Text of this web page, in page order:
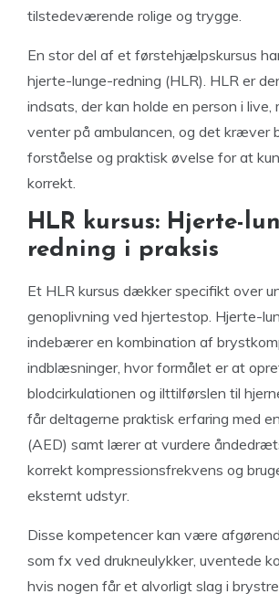
tilstedeværende rolige og trygge.
En stor del af et førstehjælpskursus
hjerte-lunge-redning (HLR). HLR er
indsats, der kan holde en person i live,
venter på ambulancen, og det kræver
forståelse og praktisk øvelse for at
korrekt.
HLR kursus: Hjerte-
redning i praksis
Et HLR kursus dækker specifikt over
genoplivning ved hjertestop. Hjerte-
indebærer en kombination af
indblæsninger, hvor formålet er at
blodcirkulationen og ilttilførslen til
får deltagerne praktisk erfaring med
(AED) samt lærer at vurdere
korrekt kompressionsfrekvens og
eksternt udstyr.
Disse kompetencer kan være
som fx ved drukneulykker, uventede
hvis nogen får et alvorligt slag i